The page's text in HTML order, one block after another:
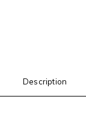
Description